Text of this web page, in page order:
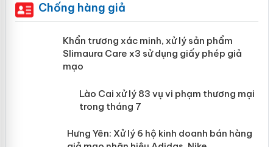
Chống hàng giả
Khẩn trương xác minh, xử lý sản phẩm
Slimaura Care x3 sử dụng giấy phép
mại trong tháng 7